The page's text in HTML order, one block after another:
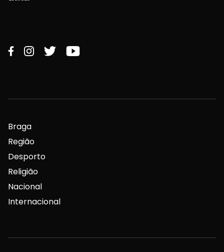
Braga
Região
Desporto
Religião
Nacional
Internacional